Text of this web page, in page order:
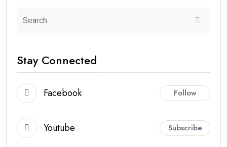
Stay Connected
Facebook Follow
Youtube Subscribe